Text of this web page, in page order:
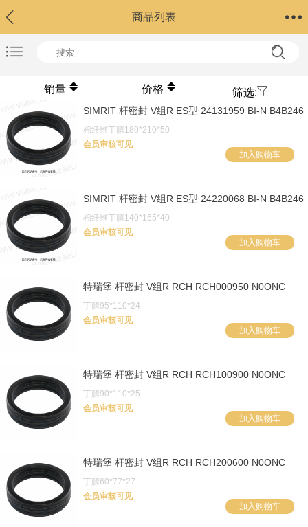
商品列表
销量 价格 筛选:
SIMRIT 杆密封 V组R ES型 24131959 BI-N B4B246
棉纤维丁腈180*210*50
会员审核可见
加入购物车
SIMRIT 杆密封 V组R ES型 24220068 BI-N B4B246
棉纤维丁腈140*165*40
会员审核可见
加入购物车
特瑞堡 杆密封 V组R RCH RCH000950 N0ONC
丁腈95*110*24
会员审核可见
加入购物车
特瑞堡 杆密封 V组R RCH RCH100900 N0ONC
丁腈90*110*25
会员审核可见
加入购物车
特瑞堡 杆密封 V组R RCH RCH200600 N0ONC
丁腈60*77*27
会员审核可见
加入购物车